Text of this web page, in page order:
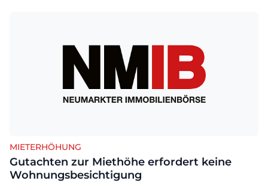
MIETERHÖHUNG
Gutachten zur Miethöhe erfordert keine
Wohnungsbesichtigung